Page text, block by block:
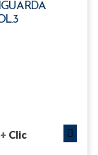
Clic